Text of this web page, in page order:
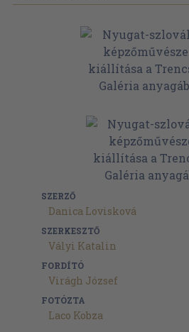
SZERZŐ
Danica Lovisková
SZERKESZTŐ
Vályi Katalin
FORDÍTÓ
Virágh József
FOTÓZTA
Laco Kobza